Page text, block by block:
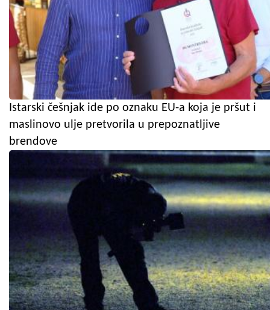
Istarski češnjak ide po oznaku EU-a koja je pršut i
maslinovo ulje pretvorila u prepoznatljive
brendove